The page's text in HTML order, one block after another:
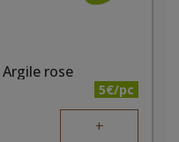
rose
5€/pc
+